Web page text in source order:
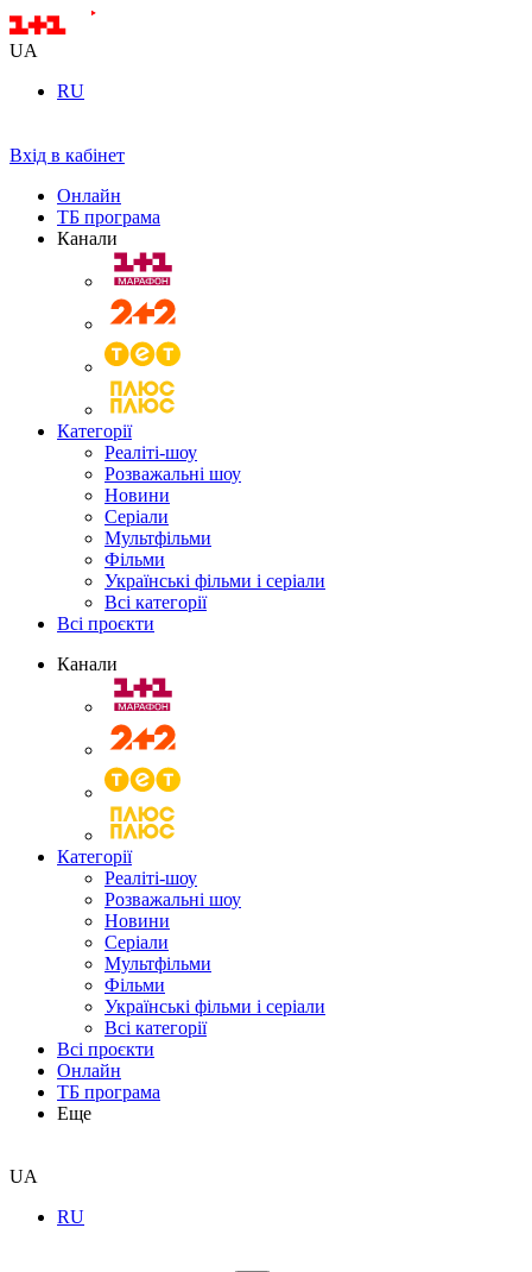
UA
RU
Вхід в кабінет
Онлайн
ТБ програма
Канали
Категорії
Реаліті-шоу
Розважальні шоу
Новини
Серіали
Мультфільми
Фільми
Українські фільми і серіали
Всі категорії
Всі проєкти
Канали
Категорії
Реаліті-шоу
Розважальні шоу
Новини
Серіали
Мультфільми
Фільми
Українські фільми і серіали
Всі категорії
Всі проєкти
Онлайн
ТБ програма
Еще
UA
RU